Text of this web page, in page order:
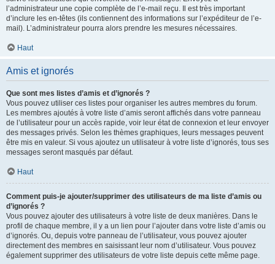
l’administrateur une copie complète de l’e-mail reçu. Il est très important
d’inclure les en-têtes (ils contiennent des informations sur l’expéditeur de l’e-
mail). L’administrateur pourra alors prendre les mesures nécessaires.
Haut
Amis et ignorés
Que sont mes listes d’amis et d’ignorés ?
Vous pouvez utiliser ces listes pour organiser les autres membres du forum.
Les membres ajoutés à votre liste d’amis seront affichés dans votre panneau
de l’utilisateur pour un accès rapide, voir leur état de connexion et leur envoyer
des messages privés. Selon les thèmes graphiques, leurs messages peuvent
être mis en valeur. Si vous ajoutez un utilisateur à votre liste d’ignorés, tous ses
messages seront masqués par défaut.
Haut
Comment puis-je ajouter/supprimer des utilisateurs de ma liste d’amis ou
d’ignorés ?
Vous pouvez ajouter des utilisateurs à votre liste de deux manières. Dans le
profil de chaque membre, il y a un lien pour l’ajouter dans votre liste d’amis ou
d’ignorés. Ou, depuis votre panneau de l’utilisateur, vous pouvez ajouter
directement des membres en saisissant leur nom d’utilisateur. Vous pouvez
également supprimer des utilisateurs de votre liste depuis cette même page.